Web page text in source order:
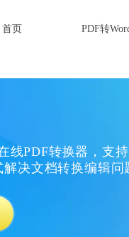
首页 PDF转
线PDF转换器，支
决文档转换编辑问